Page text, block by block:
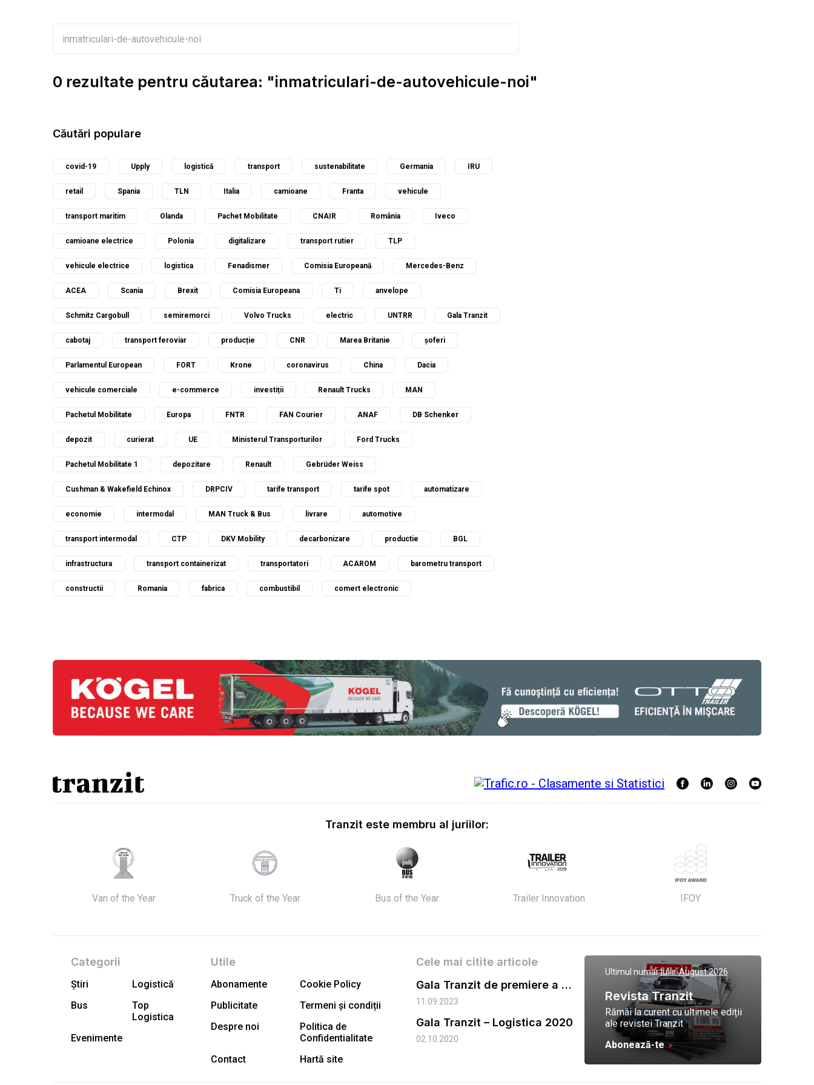
0 rezultate pentru căutarea: "inmatriculari-de-autovehicule-noi"
Căutări populare
covid-19 Upply logistică transport sustenabilitate Germania IRU
retail Spania TLN Italia camioane Franta vehicule
transport maritim Olanda Pachet Mobilitate CNAIR România Iveco
camioane electrice Polonia digitalizare transport rutier TLP
vehicule electrice logistica Fenadismer Comisia Europeană Mercedes-Benz
ACEA Scania Brexit Comisia Europeana Ti anvelope
Schmitz Cargobull semiremorci Volvo Trucks electric UNTRR Gala Tranzit
cabotaj transport feroviar producție CNR Marea Britanie șoferi
Parlamentul European FORT Krone coronavirus China Dacia
vehicule comerciale e-commerce investiții Renault Trucks MAN
Pachetul Mobilitate Europa FNTR FAN Courier ANAF DB Schenker
depozit curierat UE Ministerul Transporturilor Ford Trucks
Pachetul Mobilitate 1 depozitare Renault Gebrüder Weiss
Cushman & Wakefield Echinox DRPCIV tarife transport tarife spot automatizare
economie intermodal MAN Truck & Bus livrare automotive
transport intermodal CTP DKV Mobility decarbonizare productie BGL
infrastructura transport containerizat transportatori ACAROM barometru transport
constructii Romania fabrica combustibil comert electronic
Tranzit este membru al juriilor:
Van of the Year Truck of the Year Bus of the Year Trailer Innovation IFOY
Categorii
Știri
Logistică
Bus
Top
Logistica
Evenimente
Utile
Abonamente
Cookie Policy
Publicitate
Termeni și condiții
Despre noi
Politica de
Confidentialitate
Contact
Hartă site
Cele mai citite articole
Gala Tranzit de premiere a celor mai eficienti operatori de transport marfa 2023
11.09.2023
Gala Tranzit – Logistica 2020
02.10.2020
Ultimul număr:Iulie-August 2026
Revista Tranzit
Rămâi la curent cu ultimele ediții
ale revistei Tranzit
Abonează-te